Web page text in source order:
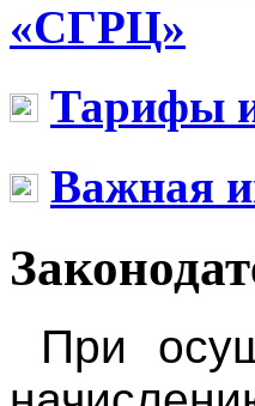
«СГРЦ»
Тарифы
Важная
При